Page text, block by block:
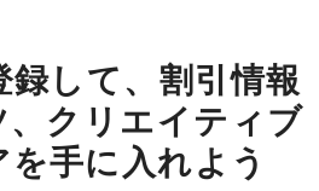
録して、割引情報
クリエイティブ
手に入れよう